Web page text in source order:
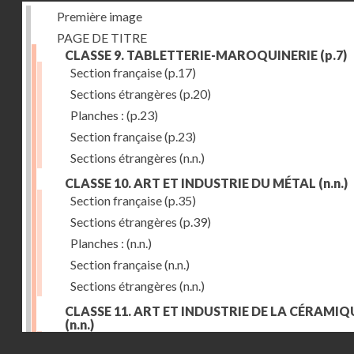
Première image
PAGE DE TITRE
CLASSE 9. TABLETTERIE-MAROQUINERIE (p.7)
Section française(p.17)
Sections étrangères (p.20)
Planches : (p.23)
Section française(p.23)
Sections étrangères (n.n.)
CLASSE 10. ART ET INDUSTRIE DU MÉTAL (n.n.)
Section française(p.35)
Sections étrangères (p.39)
Planches : (n.n.)
Section française(n.n.)
Sections étrangères (n.n.)
CLASSE 11. ART ET INDUSTRIE DE LA
(n.n.)